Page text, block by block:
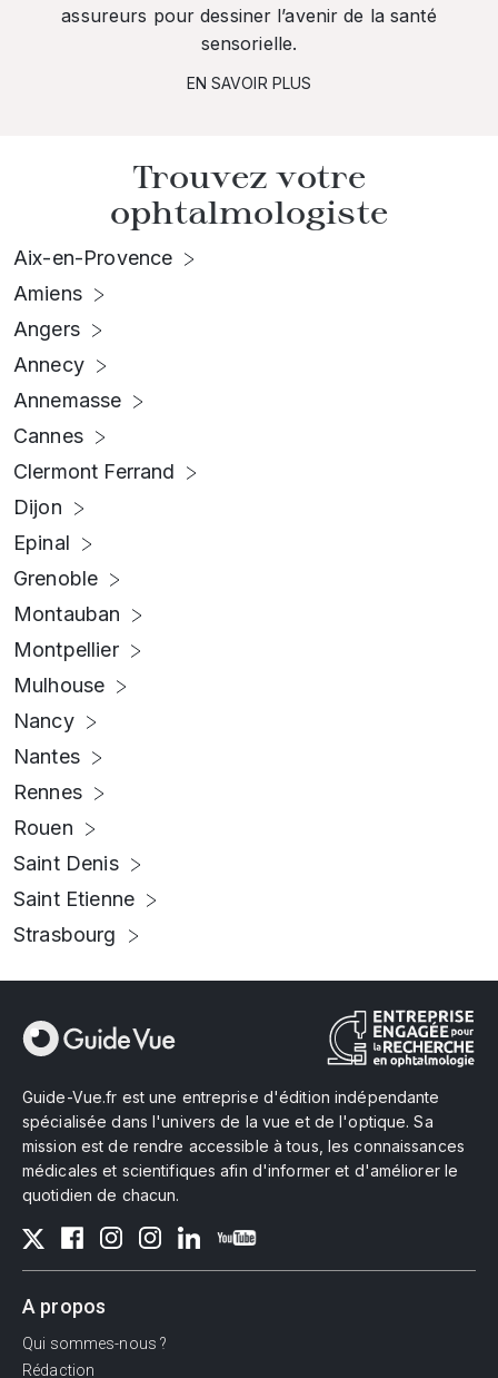
assureurs pour dessiner l’avenir de la santé
sensorielle.
EN SAVOIR PLUS
Trouvez votre
ophtalmologiste
Aix-en-Provence
Amiens
Angers
Annecy
Annemasse
Cannes
Clermont Ferrand
Dijon
Epinal
Grenoble
Montauban
Montpellier
Mulhouse
Nancy
Nantes
Rennes
Rouen
Saint Denis
Saint Etienne
Strasbourg
Guide-Vue.fr est une entreprise d'édition indépendante
spécialisée dans l'univers de la vue et de l'optique. Sa
mission est de rendre accessible à tous, les connaissances
médicales et scientifiques afin d'informer et d'améliorer le
quotidien de chacun.
A propos
Qui sommes-nous ?
Rédaction